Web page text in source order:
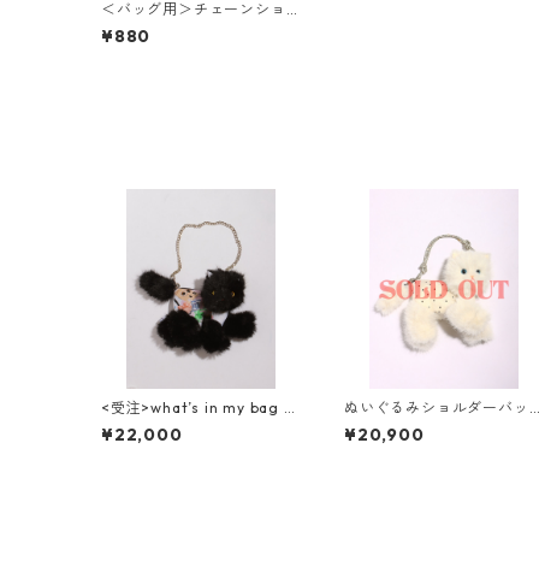
＜バッグ用＞チェーンショ
ルダー(100cm)
¥880
<受注>what’s in my bag ぬ
いぐるみショルダーバッグ(
NO,25 / small )
¥22,000
ぬいぐるみショルダーバッ
グ( NO,15 / small )
¥20,900